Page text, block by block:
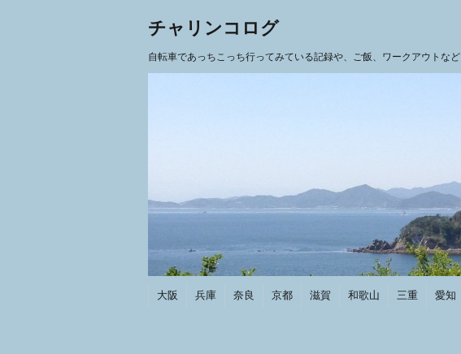
チャリンコログ
自転車であっちこっち行ってみている記録や、ご飯、ワークアウトなど
大阪 兵庫 奈良 京都 滋賀 和歌山 三重 愛知